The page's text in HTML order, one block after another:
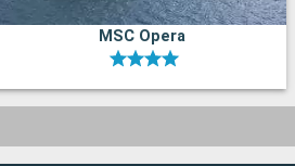
MSC Opera